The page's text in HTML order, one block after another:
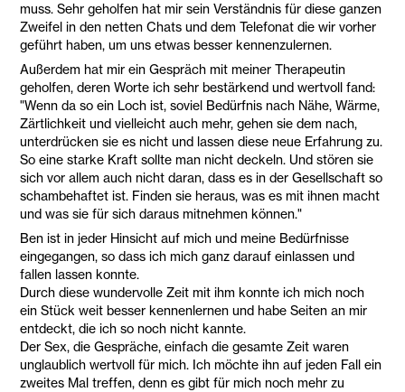
muss. Sehr geholfen hat mir sein Verständnis für diese ganzen
Zweifel in den netten Chats und dem Telefonat die wir vorher
geführt haben, um uns etwas besser kennenzulernen.
Außerdem hat mir ein Gespräch mit meiner Therapeutin
geholfen, deren Worte ich sehr bestärkend und wertvoll fand:
"Wenn da so ein Loch ist, soviel Bedürfnis nach Nähe, Wärme,
Zärtlichkeit und vielleicht auch mehr, gehen sie dem nach,
unterdrücken sie es nicht und lassen diese neue Erfahrung zu.
So eine starke Kraft sollte man nicht deckeln. Und stören sie
sich vor allem auch nicht daran, dass es in der Gesellschaft so
schambehaftet ist. Finden sie heraus, was es mit ihnen macht
und was sie für sich daraus mitnehmen können."
Ben ist in jeder Hinsicht auf mich und meine Bedürfnisse
eingegangen, so dass ich mich ganz darauf einlassen und
fallen lassen konnte.
Durch diese wundervolle Zeit mit ihm konnte ich mich noch
ein Stück weit besser kennenlernen und habe Seiten an mir
entdeckt, die ich so noch nicht kannte.
Der Sex, die Gespräche, einfach die gesamte Zeit waren
unglaublich wertvoll für mich. Ich möchte ihn auf jeden Fall ein
zweites Mal treffen, denn es gibt für mich noch mehr zu